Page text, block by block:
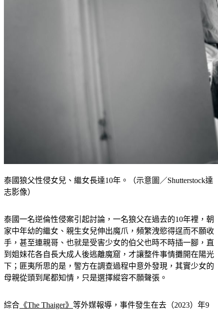
泰國狼父性侵女兒、繼女長達10年。（示意圖／Shutterstock達
志影像）
泰國一名逆倫性侵案引起討論，一名狼父在過去的10年裡，朝
家中年幼的繼女、親生女兒伸出魔爪，頻繁洩慾得逞而不願收
手，甚至連親哥、也就是受害少女的伯父也時不時插一腳，直
到姐妹花各自長大成人後逃離魔窟，才讓整件事情攤開在陽光
下；匪夷所思的是，警方在調查過程中意外發現，其實少女的
母親從頭到尾都知情，只是選擇縱容不願聲張。
綜合 《The Thaiger》 等外媒報導，事件發生在去（2023）年9